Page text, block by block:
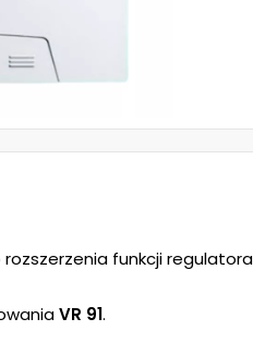
funkcji regulatora
VR 91.